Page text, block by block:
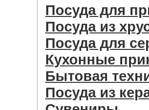
Посуда для
Посуда из
Посуда для
Кухонные
Бытовая
Посуда из